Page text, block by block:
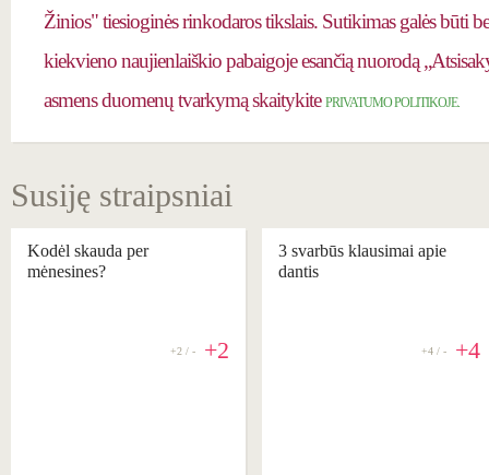
Žinios" tiesioginės rinkodaros tikslais. Sutikimas galės būti
kiekvieno naujienlaiškio pabaigoje esančią nuorodą
asmens duomenų tvarkymą skaitykite PRIVATUMO POLITIKOJE.
Susiję straipsniai
Kodėl skauda per
mėnesines?
+2 / - +2
3 svarbūs klausimai apie
dantis
+4 / - +4